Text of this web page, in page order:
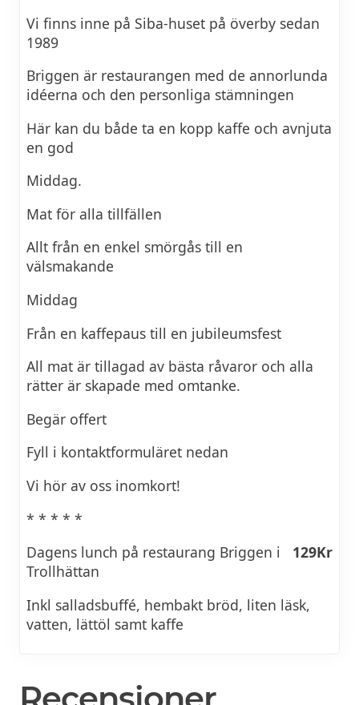
Vi finns inne på Siba-huset på överby sedan
1989
Briggen är restaurangen med de annorlunda
idéerna och den personliga stämningen
Här kan du både ta en kopp kaffe och avnjuta
en god
Middag.
Mat för alla tillfällen
Allt från en enkel smörgås till en
välsmakande
Middag
Från en kaffepaus till en jubileumsfest
All mat är tillagad av bästa råvaror och alla
rätter är skapade med omtanke.
Begär offert
Fyll i kontaktformuläret nedan
Vi hör av oss inomkort!
* * * * *
Dagens lunch på restaurang Briggen i
Trollhättan
129Kr
Inkl salladsbuffé, hembakt bröd, liten läsk,
vatten, lättöl samt kaffe